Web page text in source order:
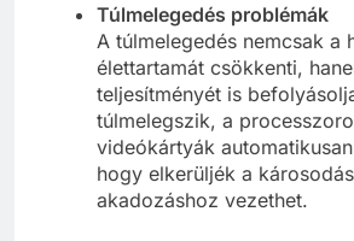
Túlmelegedés problémák
A túlmelegedés nemcsak a
élettartamát csökkenti,
teljesítményét is
túlmelegszik, a
videókártyák
hogy elkerüljék a
akadozáshoz vezethet.